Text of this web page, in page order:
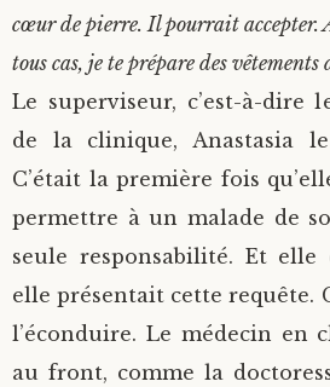
cœur de pierre. Il pourrait accepter.
tous cas, je te prépare des
Le superviseur, c’est-à-dire
de la clinique, Anastasia
C’était la première fois
permettre à un malade de
seule responsabilité. Et
elle présentait cette requête.
l’éconduire. Le médecin en
au front, comme la